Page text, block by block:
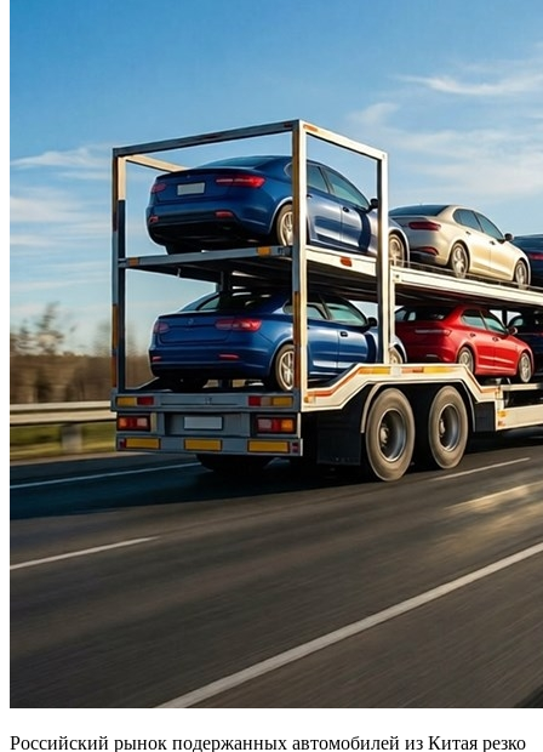
Российский рынок подержанных автомобилей из Китая резко